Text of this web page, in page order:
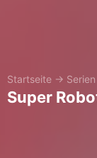
Startseite → Serien
Super